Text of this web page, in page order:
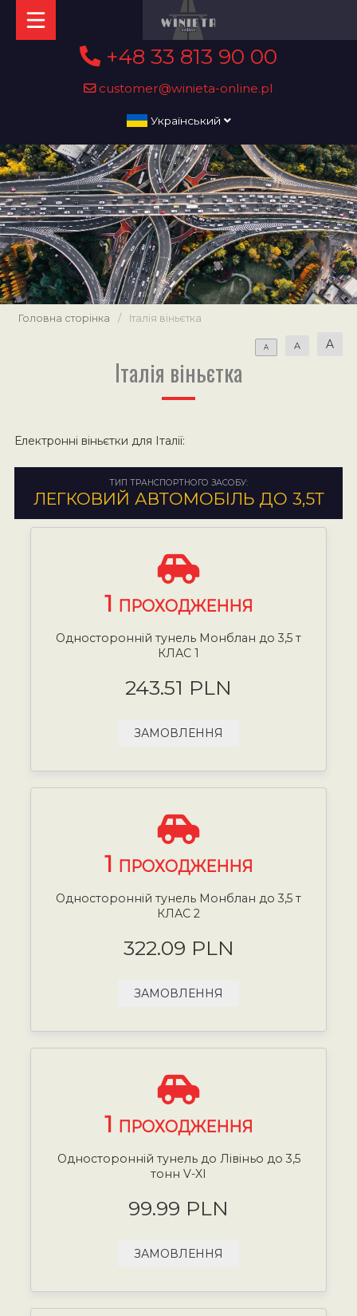
+48 33 813 90 00
customer@winieta-online.pl
Український
Головна сторінка / Італія віньєтка
A A A
Італія віньєтка
Електронні віньєтки для Італії:
ТИП ТРАНСПОРТНОГО ЗАСОБУ:
ЛЕГКОВИЙ АВТОМОБІЛЬ ДО 3,5Т
1 ПРОХОДЖЕННЯ
Односторонній тунель Монблан до 3,5 т
КЛАС 1
243.51 PLN
ЗАМОВЛЕННЯ
1 ПРОХОДЖЕННЯ
Односторонній тунель Монблан до 3,5 т
КЛАС 2
322.09 PLN
ЗАМОВЛЕННЯ
1 ПРОХОДЖЕННЯ
Односторонній тунель до Лівіньо до 3,5
тонн V-XI
99.99 PLN
ЗАМОВЛЕННЯ